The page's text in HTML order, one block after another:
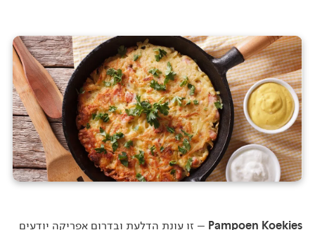
Pampoen Koekies– זו עונת הדלעת ובדרום אפריקה יודעים